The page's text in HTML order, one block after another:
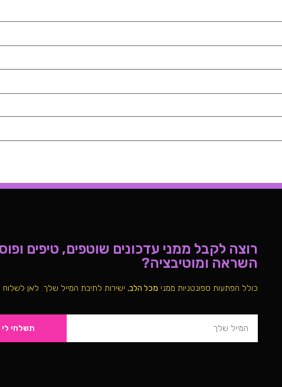
רוצה לקבל ממני עדכונים שוטפים, טיפים
השראה ומוטיבציה?
כולל הפתעות ספונטניות ממני מכל הלב, ישירות לתיבת המייל שלך. לאן
תשלחי לי